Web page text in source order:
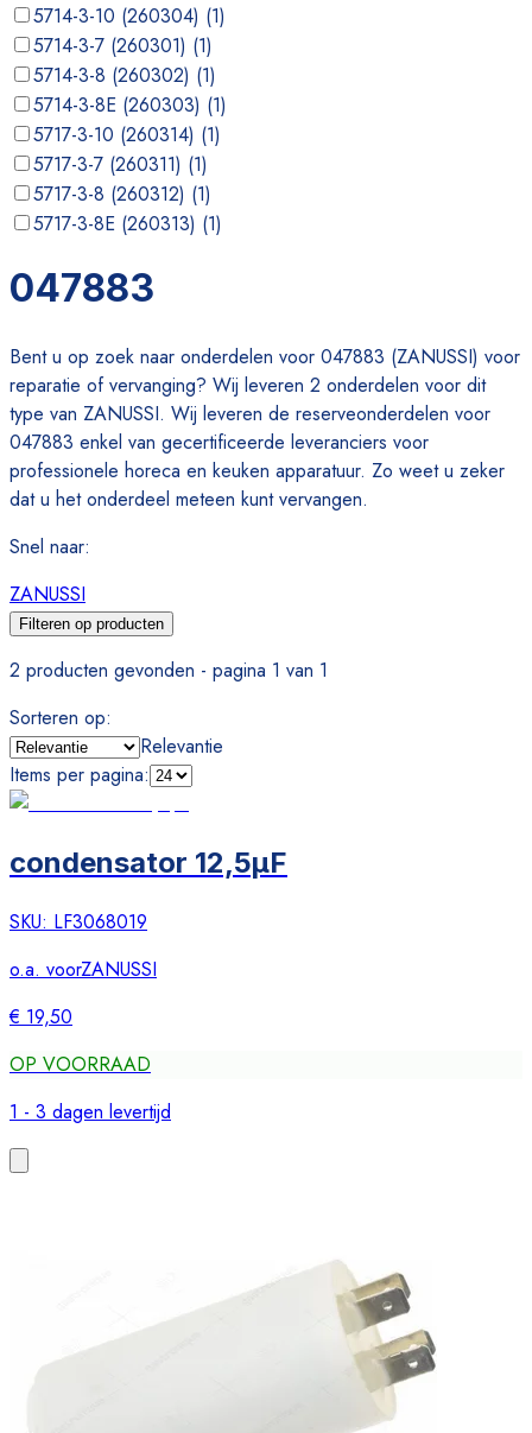
5714-3-10 (260304) (1)
5714-3-7 (260301) (1)
5714-3-8 (260302) (1)
5714-3-8E (260303) (1)
5717-3-10 (260314) (1)
5717-3-7 (260311) (1)
5717-3-8 (260312) (1)
5717-3-8E (260313) (1)
5717-3-8M (260317)
047883
Bent u op zoek naar onderdelen voor 047883 (ZANUSSI) voor
reparatie of vervanging? Wij leveren 2 onderdelen voor dit
type van ZANUSSI. Wij leveren de reserveonderdelen voor
047883 enkel van gecertificeerde leveranciers voor
professionele horeca en keuken apparatuur. Zo weet u zeker
dat u het onderdeel meteen kunt vervangen.
Snel naar:
ZANUSSI
Filteren op producten
2 producten gevonden - pagina 1 van 1
Sorteren op:
Relevantie
Items per pagina:
condensator 12,5µF
SKU: LF3068019
o.a. voorZANUSSI
€ 19,50
OP VOORRAAD
1 - 3 dagen levertijd